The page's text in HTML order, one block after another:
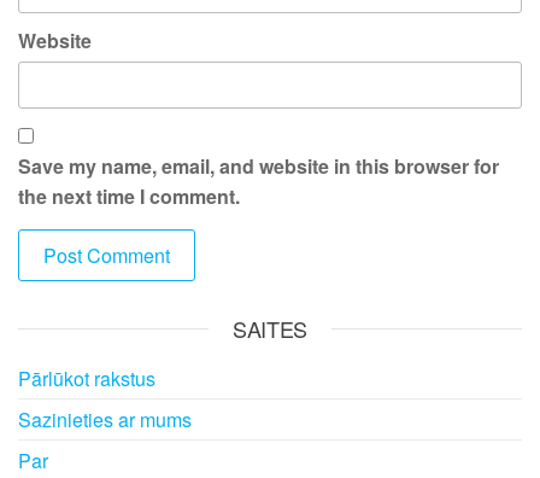
Website
Save my name, email, and website in this browser for
the next time I comment.
SAITES
Pārlūkot rakstus
Sazinieties ar mums
Par